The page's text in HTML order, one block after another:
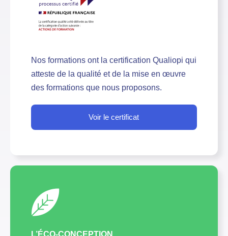
Nos formations ont la certification Qualiopi qui
atteste de la qualité et de la mise en œuvre
des formations que nous proposons.
Voir le certificat
L’ÉCO-CONCEPTION